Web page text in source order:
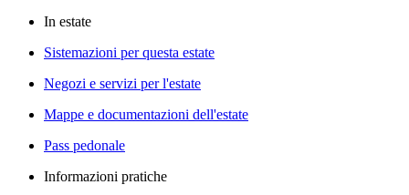
In estate
Sistemazioni per questa estate
Negozi e servizi per l'estate
Mappe e documentazioni dell'estate
Pass pedonale
Informazioni pratiche